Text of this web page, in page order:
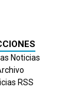
Noticias
RSS